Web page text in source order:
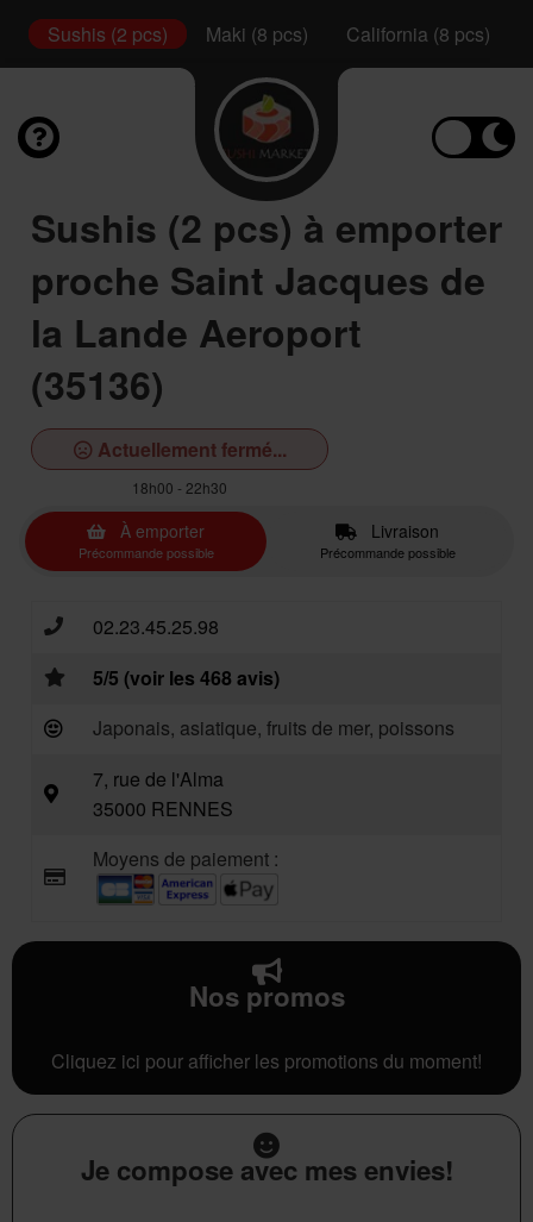
Sushis (2 pcs) Maki (8 pcs) California (8 pcs)
Sushis (2 pcs) à emporter
proche Saint Jacques de
la Lande Aeroport
(35136)
Actuellement fermé...
18h00 - 22h30
À emporter
Précommande possible
Livraison
Précommande possible
02.23.45.25.98
5/5 (voir les 468 avis)
Japonais, asiatique, fruits de mer, poissons
7, rue de l'Alma
35000 RENNES
Moyens de paiement :
Nos promos
Cliquez ici pour afficher les promotions du moment!
Je compose avec mes envies!